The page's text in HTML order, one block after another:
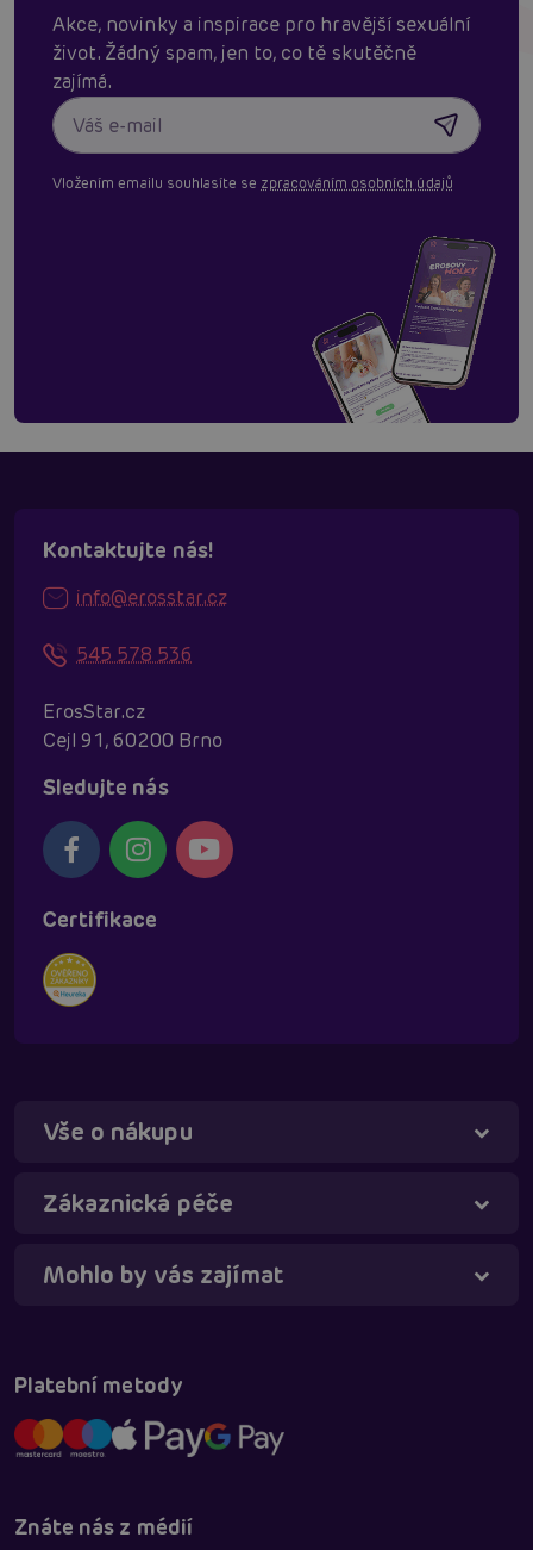
Akce, novinky a inspirace pro hravější sexuální
život. Žádný spam, jen to, co tě skutěčně
zajímá.
Vložením emailu souhlasíte se zpracováním osobních údajů
Kontaktujte nás!
info@erosstar.cz
545 578 536
ErosStar.cz
Cejl 91, 60200 Brno
Sledujte nás
Certifikace
Vše o nákupu
Zákaznická péče
Mohlo by vás zajímat
Platební metody
Znáte nás z médií
Táňa - virtuální asistentka